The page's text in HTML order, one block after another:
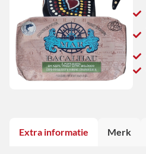
Extra informatie Merk